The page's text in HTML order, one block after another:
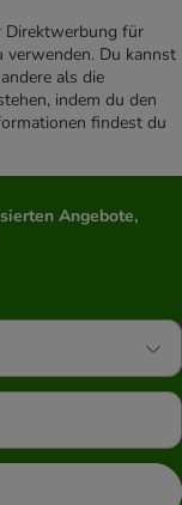
Direktwerbung für
verwenden. Du kannst
als die
indem du den
findest du
Angebote,